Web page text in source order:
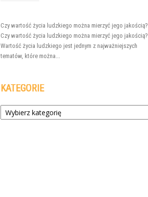
Czy wartość życia ludzkiego można mierzyć jego jakością?
Czy wartość życia ludzkiego można mierzyć jego jakością?
Wartość życia ludzkiego jest jednym z najważniejszych
tematów, które można...
KATEGORIE
Kategorie